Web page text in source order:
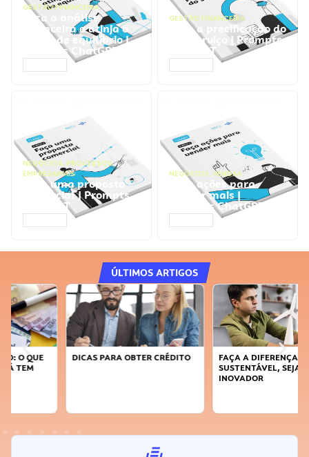
GESTÃO FINANCEIRA
Faça a análise
financeira e atinja o
ponto de equilíbrio |
Prompts ChatGPT
GESTÃO FINANCEIRA
Faça a precificação do
seu serviço | Prompts
ChatGPT
NEGÓCIOS, PROCESSOS
EMPRESARIAIS
Faça uma proposta
comercial | Prompts
ChatGPT
NEGÓCIOS, VENDAS
Faça ações para
vender mais |
Prompts ChatGPT
ÚLTIMOS ARTIGOS
DICAS PARA OBTER CRÉDITO
FAÇA A DIFERENÇA: SEJA
SUSTENTÁVEL, SEJA